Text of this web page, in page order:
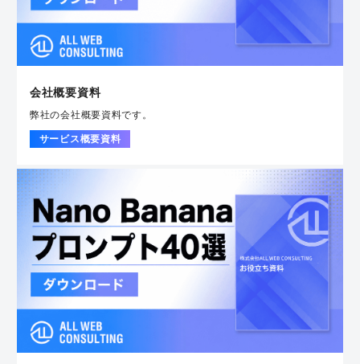
会社概要資料
弊社の会社概要資料です。
サービス概要資料